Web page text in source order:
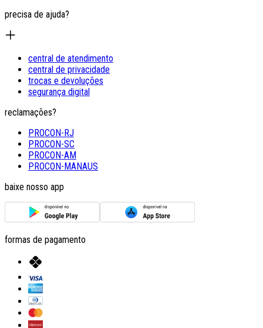
precisa de ajuda?
central de atendimento
central de privacidade
trocas e devoluções
segurança digital
reclamações?
PROCON-RJ
PROCON-SC
PROCON-AM
PROCON-MANAUS
baixe nosso app
formas de pagamento